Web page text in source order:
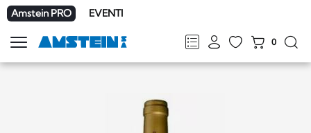
Amstein PRO EVENTI
FRDEENIT
0
Mostra
la